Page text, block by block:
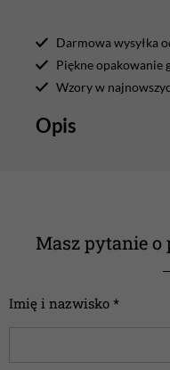
Darmowa wysyłka
Piękne opakowanie
Wzory w
Opis
Masz pytanie o
Imię i nazwisko *